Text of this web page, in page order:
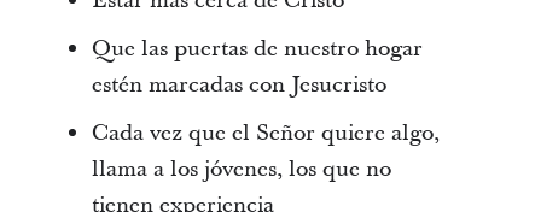
Que las puertas de nuestro hogar
estén marcadas con Jesucristo
Cada vez que el Señor quiere algo,
llama a los jóvenes, los que no
tienen experiencia